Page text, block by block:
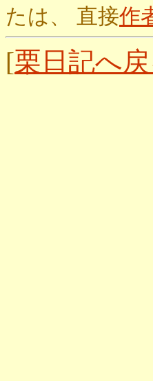
たは、 直接作
[栗日記へ戻